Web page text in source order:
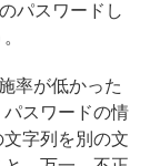
パスワードし
率が低かった
スワードの情
字列を別の文